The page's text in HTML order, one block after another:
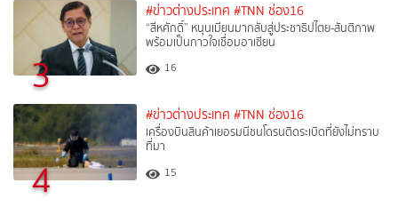
3
#ข่าวต่างประเทศ #TNN ช่อง16
“สีหศักดิ์”​ หนุนเมียนมากลับสู่ประชาธิปไตย-สันติภาพ
พร้อมเป็นกาวใจเชื่อมอาเซียน
16
4
#ข่าวต่างประเทศ #TNN ช่อง16
เครื่องบินสินค้าเยอรมนีชนโดรนติดระเบิดที่ยังไม่ทราบ
ที่มา
15